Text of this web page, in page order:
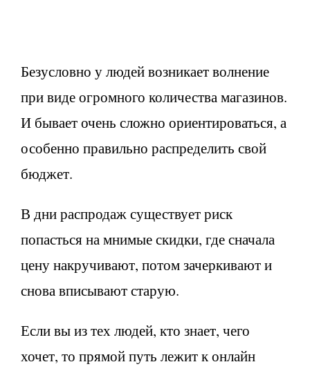
Безусловно у людей возникает волнение
при виде огромного количества магазинов.
И бывает очень сложно ориентироваться, а
особенно правильно распределить свой
бюджет.
В дни распродаж существует риск
попасться на мнимые скидки, где сначала
цену накручивают, потом зачеркивают и
снова вписывают старую.
Если вы из тех людей, кто знает, чего
хочет, то прямой путь лежит к онлайн